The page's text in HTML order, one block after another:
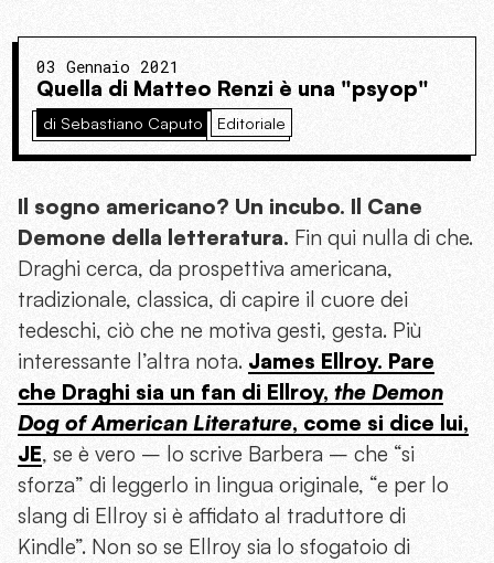
03 Gennaio 2021
Quella di Matteo Renzi è una "psyop"
di Sebastiano Caputo Editoriale
Il sogno americano? Un incubo. Il Cane
Demone della letteratura. Fin qui nulla di che.
Draghi cerca, da prospettiva americana,
tradizionale, classica, di capire il cuore dei
tedeschi, ciò che ne motiva gesti, gesta. Più
interessante l’altra nota. James Ellroy. Pare
che Draghi sia un fan di Ellroy, the Demon
Dog of American Literature, come si dice lui,
JE, se è vero – lo scrive Barbera – che “si
sforza” di leggerlo in lingua originale, “e per lo
slang di Ellroy si è affidato al traduttore di
Kindle”. Non so se Ellroy sia lo sfogatoio di